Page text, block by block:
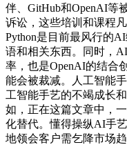
伴、GitHub和OpenAI等
诉讼，这些培训和课程
Python是目前最风行的
语和相关东西。同时，
率，也是OpenAI的结合
能会被裁减。人工智能
工智能手艺的不竭成长
如，正在这篇文章中，
化替代。懂得操纵AI手
地领会客户需乞降市场趋